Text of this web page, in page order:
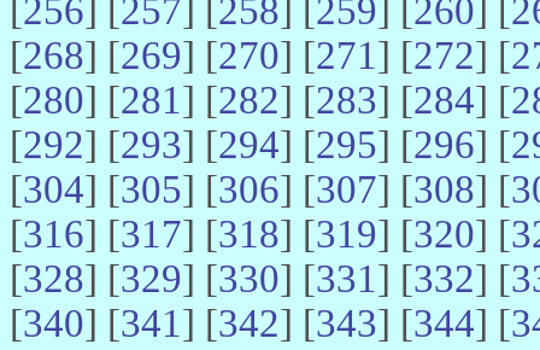
[256] [257] [258] [259] [260] [
[268] [269] [270] [271] [272] [
[280] [281] [282] [283] [284] [
[292] [293] [294] [295] [296] [
[304] [305] [306] [307] [308] [
[316] [317] [318] [319] [320] [
[328] [329] [330] [331] [332] [
[340] [341] [342] [343] [344] [